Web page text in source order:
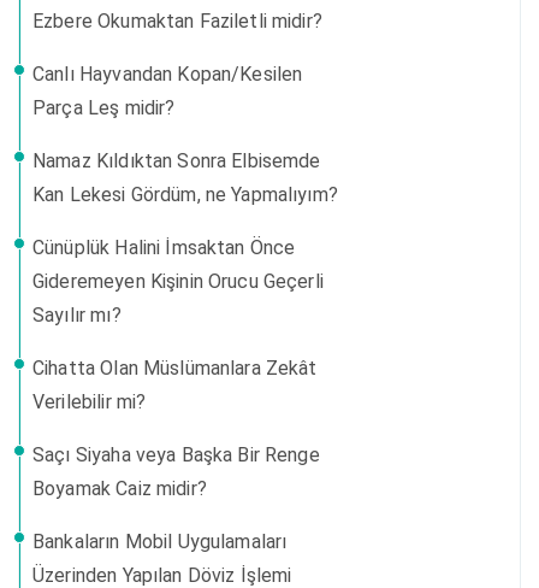
Ezbere Okumaktan Faziletli midir?
Canlı Hayvandan Kopan/Kesilen
Parça Leş midir?
Namaz Kıldıktan Sonra Elbisemde
Kan Lekesi Gördüm, ne Yapmalıyım?
Cünüplük Halini İmsaktan Önce
Gideremeyen Kişinin Orucu Geçerli
Sayılır mı?
Cihatta Olan Müslümanlara Zekât
Verilebilir mi?
Saçı Siyaha veya Başka Bir Renge
Boyamak Caiz midir?
Bankaların Mobil Uygulamaları
Üzerinden Yapılan Döviz İşlemi